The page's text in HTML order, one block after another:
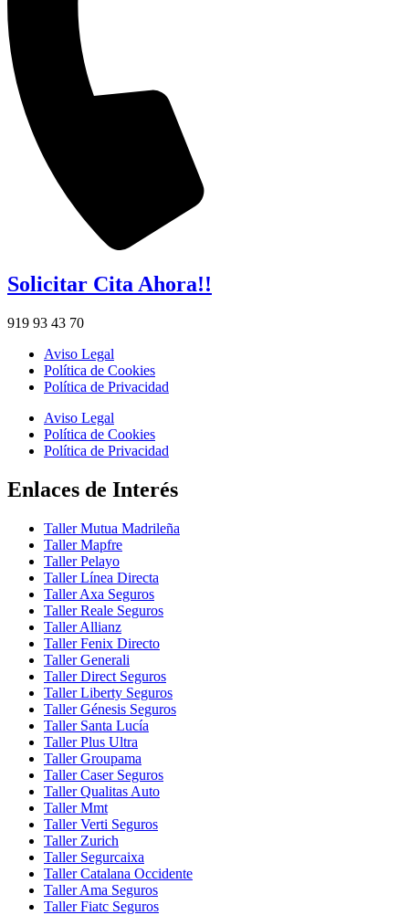
Solicitar Cita Ahora!!
919 93 43 70
Aviso Legal
Política de Cookies
Política de Privacidad
Aviso Legal
Política de Cookies
Política de Privacidad
Enlaces de Interés
Taller Mutua Madrileña
Taller Mapfre
Taller Pelayo
Taller Línea Directa
Taller Axa Seguros
Taller Reale Seguros
Taller Allianz
Taller Fenix Directo
Taller Generali
Taller Direct Seguros
Taller Liberty Seguros
Taller Génesis Seguros
Taller Santa Lucía
Taller Plus Ultra
Taller Groupama
Taller Caser Seguros
Taller Qualitas Auto
Taller Mmt
Taller Verti Seguros
Taller Zurich
Taller Segurcaixa
Taller Catalana Occidente
Taller Ama Seguros
Taller Fiatc Seguros